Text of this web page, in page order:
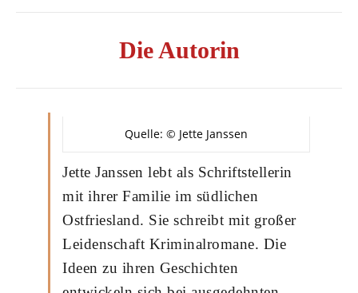
Die Autorin
Quelle: © Jette Janssen
Jette Janssen lebt als Schriftstellerin
mit ihrer Familie im südlichen
Ostfriesland. Sie schreibt mit großer
Leidenschaft Kriminalromane. Die
Ideen zu ihren Geschichten